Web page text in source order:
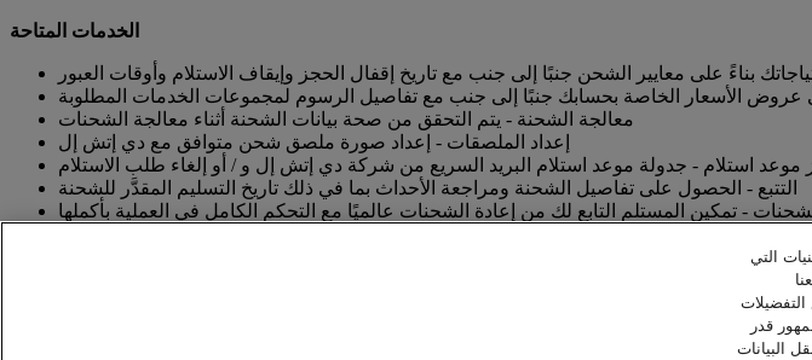
الخدمات المتاحة
بناءً على معايير الشحن جنبًا إلى جنب مع تاريخ إقفال الحجز وإيقاف الاستلام وأوقات العبور
الأسعار الخاصة بحسابك جنبًا إلى جنب مع تفاصيل الرسوم لمجموعات الخدمات المطلوبة
معالجة الشحنة - يتم التحقق من صحة بيانات الشحنة أثناء معالجة الشحنات
إعداد الملصقات - إعداد صورة ملصق شحن متوافق مع دي إتش إل
موعد استلام - جدولة موعد استلام البريد السريع من شركة دي إتش إل و / أو إلغاء طلب الاستلام
التتبع - الحصول على تفاصيل الشحنة ومراجعة الأحداث بما في ذلك تاريخ التسليم المقدَّر للشحنة
- تمكين المستلم التابع لك من إعادة الشحنات عالميًا مع التحكم الكامل في العملية بأكملها
- إعداد ملصق شحنة متوافق مع دي إتش إل مسبقًا والذي يمكن استخدامه للشحنات المستقبلية
التي
قدر
البيانات